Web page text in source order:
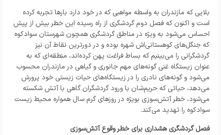
بلایی که مازندران به واسطه مواهبی که در خود دارد بارها تجربه کرده
است و اکنون که فصل دوم گردشگری از راه رسیده این خطر بیش از پیش
احساس می‌شود به ویژه در مناطق گردشگری همچون شهرستان سوادکوه
که جنگل‌های کوهستانی‌اش شهره بوده و در دورترین نقاط آن نیز
گردشگرانی را می‌بینیم که بساط فراغت پهن کرده‌اند، منطقه‌‌ای که به
عنوان زیستگاه غنی گونه‌های مهم جانوری و گیاهی در مازندران محسوب
می‌شود و گونه‌های نادری را در زیستگاه‌های حیات زیستی خود پرورش
می‌دهد، حیاتی که حریم‌شان با ورود گردشگران گاهی با آتش شکسته
می‌شود، خطر آتش‌سوزی بویژه در روزهای گرم سال همواره محیط زیست
سوادکوه را تهدید می‌کند.
فصل گردشگری هشداری برای خطر وقوع آتش‌سوزی